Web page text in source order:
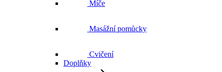
Míče
Masážní pomůcky
Cvičení
Doplňky